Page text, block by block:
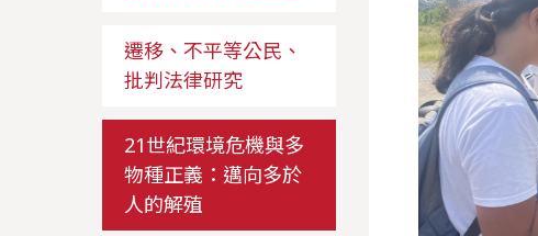
遷移、不平等公民、
批判法律研究
21世紀環境危機與多
物種正義：邁向多於
人的解殖